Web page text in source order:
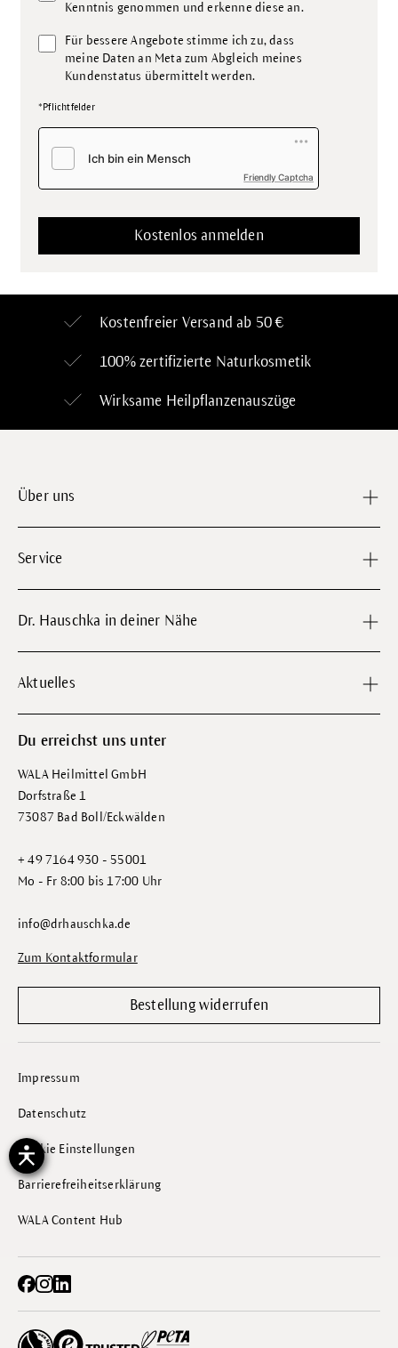
Kenntnis genommen und erkenne diese an.
Für bessere Angebote stimme ich zu, dass
meine Daten an Meta zum Abgleich meines
Kundenstatus übermittelt werden.
*Pflichtfelder
Friendly Captcha
Kostenfreier Versand ab 50 €
100% zertifizierte Naturkosmetik
Wirksame Heilpflanzenauszüge
Über uns
Service
Dr. Hauschka in deiner Nähe
Aktuelles
Du erreichst uns unter
WALA Heilmittel GmbH
Dorfstraße 1
73087 Bad Boll/Eckwälden
+ 49 7164 930 - 55001
Mo - Fr 8:00 bis 17:00 Uhr
info@drhauschka.de
Zum Kontaktformular
Bestellung widerrufen
Impressum
Datenschutz
Cookie Einstellungen
Barrierefreiheitserklärung
WALA Content Hub